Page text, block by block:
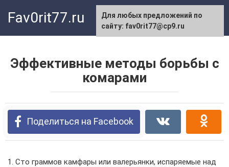
Fav0rit77.ru
Эффективные методы борьбы с
комарами
Поделиться на Facebook
1. Сто граммов камфары или валерьянки, испаряемые над
Для любых предложений по
сайту: fav0rit77@cp9.ru